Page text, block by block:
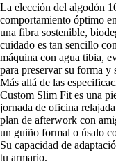
La elección del algodón
comportamiento óptimo
una fibra sostenible,
cuidado es tan sencillo
máquina con agua tibia,
para preservar su forma y
Más allá de las
Custom Slim Fit es una
jornada de oficina
plan de afterwork con
un guiño formal o úsalo
Su capacidad de
tu armario.